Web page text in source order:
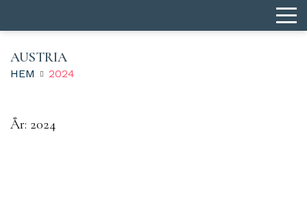
AUSTRIA
HEM 2024
År: 2024